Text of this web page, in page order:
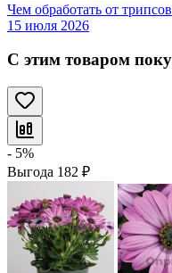
Чем обработать от
15 июля 2026
С этим товаром
- 5%
Выгода 182 ₽